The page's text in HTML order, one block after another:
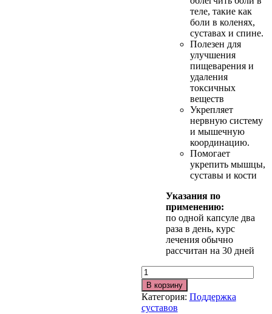
теле, такие как
боли в коленях,
суставах и спине.
Полезен для
улучшения
пищеварения и
удаления
токсичных
веществ
Укрепляет
нервную систему
и мышечную
координацию.
Помогает
укрепить мышцы,
суставы и кости
Указания по
применению:
по одной капсуле два
раза в день, курс
лечения обычно
рассчитан на 30 дней
Количество
В корзину
Категория: Поддержка
суставов